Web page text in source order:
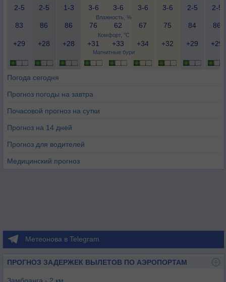
Влажность, %
Комфорт, °C
Магнитные бури
2-5
2-5
1-3
3-6
3-6
3-6
3-6
2-5
2-5
83 86 86 76 62 67 75 84 86
+29 +28 +28 +31 +33 +34 +32 +29 +29
Погода сегодня
Прогноз погоды на завтра
Почасовой прогноз на сутки
Прогноз на 14 дней
Прогноз для водителей
Медицинский прогноз
Метеонова в Telegram
ПРОГНОЗ ЗАДЕРЖЕК ВЫЛЕТОВ ПО АЭРОПОРТАМ